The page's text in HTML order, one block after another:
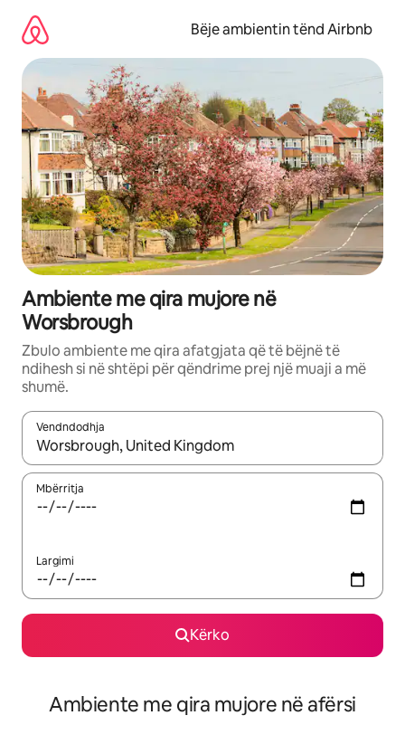
përmbajtja
Bëje ambientin tënd Airbnb
Ambiente me qira mujore në
Worsbrough
Zbulo ambiente me qira afatgjata që të bëjnë të
ndihesh si në shtëpi për qëndrime prej një muaji a më
shumë.
Vendndodhja
Kur rezultatet të jenë të disponueshme, lëviz me butonat e
Mbërritja
Largimi
Kërko
Ambiente me qira mujore në afërsi